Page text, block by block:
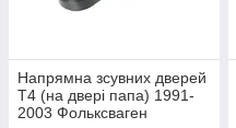
Напрямна зсувних дверей
Т4 (на двері папа) 1991-
2003 Фольксваген